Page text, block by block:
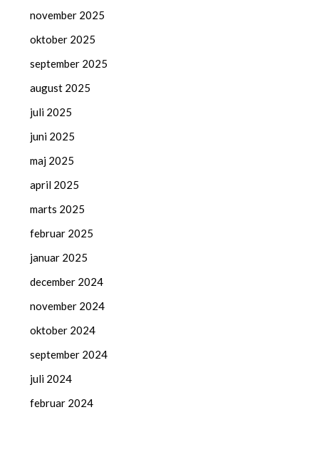
november 2025
oktober 2025
september 2025
august 2025
juli 2025
juni 2025
maj 2025
april 2025
marts 2025
februar 2025
januar 2025
december 2024
november 2024
oktober 2024
september 2024
juli 2024
februar 2024